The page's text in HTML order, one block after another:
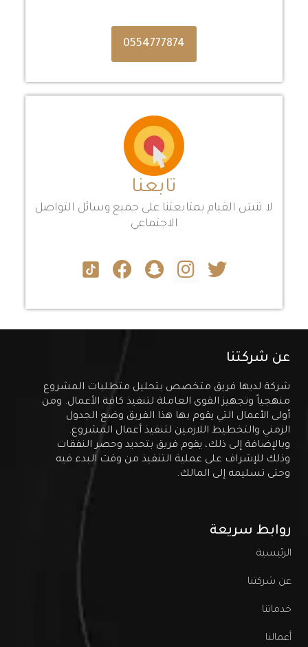
0554777874
تابعنا
لا تنسَ القيام بمتابعتنا على جميع وسائل التواصل
الاجتماعي
عن شركتنا
شركة لديها فريق متخصص بتحليل متطلبات المشروع
منهجياً وتجهيز القوى العاملة لتنفيذ كافة الأعمال. ومن
أولى الأعمال التي يقوم بها هذا الفريق وضع الجدول
الزمني والتخطيط اللازمين لتنفيذ أعمال المشروع.
وبالإضافة إلى ذلك، يقوم فريق بتحديد وحصر النفقات
وذلك للإشراف على عملية التنفيذ من وقت البدء فيه
وحتى تسليمه إلى المالك.
روابط سريعة
الرئيسية
عن شركتنا
خدماتنا
أعمالنا